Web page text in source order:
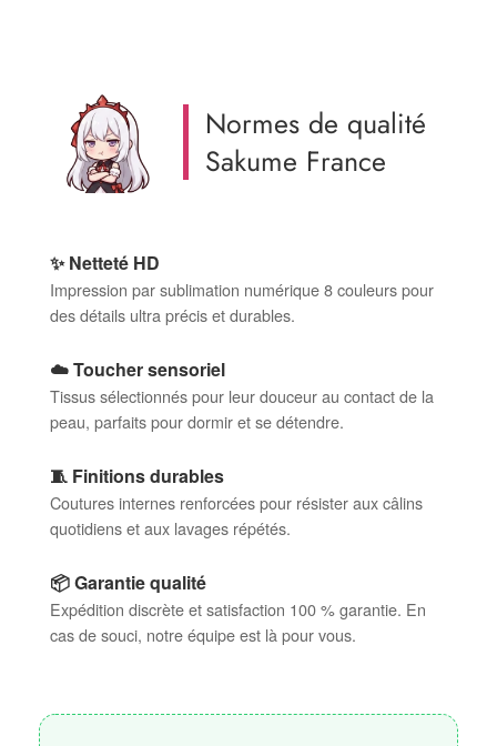
Normes de qualité
Sakume France
✨ Netteté HD
Impression par sublimation numérique 8 couleurs pour
des détails ultra précis et durables.
☁️ Toucher sensoriel
Tissus sélectionnés pour leur douceur au contact de la
peau, parfaits pour dormir et se détendre.
🧵 Finitions durables
Coutures internes renforcées pour résister aux câlins
quotidiens et aux lavages répétés.
📦 Garantie qualité
Expédition discrète et satisfaction 100 % garantie. En
cas de souci, notre équipe est là pour vous.